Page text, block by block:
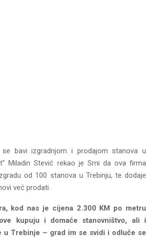
bavi izgradnjom i prodajom stanova u
Miladin Stević rekao je Srni da ova firma
od 100 stanova u Trebinju, te dodaje
već prodati.
kod nas je cijena 2.300 KM po metru
kupuju i domaće stanovništvo, ali i
u Trebinje – grad im se svidi i odluče se